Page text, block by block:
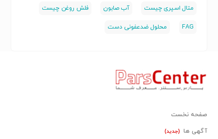
متال اسپری چیست
آب صابون فلش روغن چیست
FAG محلول ضدعفونی دست
صفحه نخست
آگهی ها (جدید)